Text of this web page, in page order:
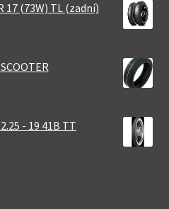
17 (73W) TL (zadní)
- 19 41B TT